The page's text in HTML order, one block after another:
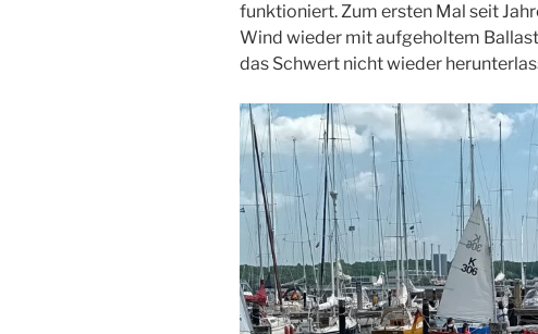
funktioniert. Zum ersten Mal seit
Wind wieder mit aufgeholtem
das Schwert nicht wieder